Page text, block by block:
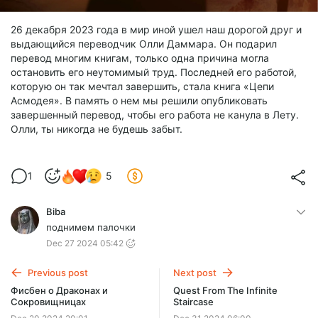
26 декабря 2023 года в мир иной ушел наш дорогой друг и
выдающийся переводчик Олли Даммара. Он подарил
перевод многим книгам, только одна причина могла
остановить его неутомимый труд. Последней его работой,
которую он так мечтал завершить, стала книга «Цепи
Асмодея». В память о нем мы решили опубликовать
завершенный перевод, чтобы его работа не канула в Лету.
Олли, ты никогда не будешь забыт.
1 5
Biba
поднимем палочки
Dec 27 2024 05:42
Previous post
Фисбен о Драконах и
Сокровищницах
Next post
Quest From The Infinite
Staircase